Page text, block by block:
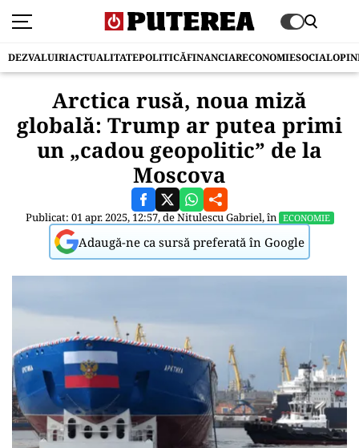
DEZVALUIRIACTUALITATEPOLITICĂFINANCIARECONOMIESOCIAL
Arctica rusă, noua miză
globală: Trump ar putea primi
un „cadou geopolitic” de la
Moscova
Publicat: 01 apr. 2025, 12:57, deNitulescu Gabriel, în ECONOMIE
Adaugă-ne ca sursă preferată în Google